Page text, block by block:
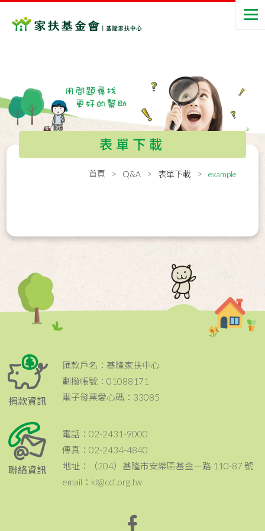
表單下載
首頁 Q&A 表單下載 example
捐款資訊
匯款戶名：基隆家扶中心
劃撥帳號：01088171
電子發票愛心碼：33085
聯絡資訊
電話：02-2431-9000
傳真：02-2434-4840
地址：（204）基隆市安樂區基金一路 110-87 號
email：kl@ccf.org.tw